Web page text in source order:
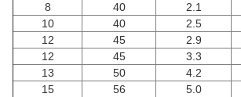
2.1
40
8
2.5
40
10
2.9
45
12
3.3
45
12
4.2
50
13
5.0
56
15